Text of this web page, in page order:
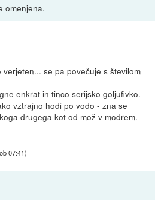
omenjena.
se pa povečuje s številom
enkrat in tinco serijsko goljufivko.
vztrajno hodi po vodo - zna se
drugega kot od mož v modrem.
07:41)